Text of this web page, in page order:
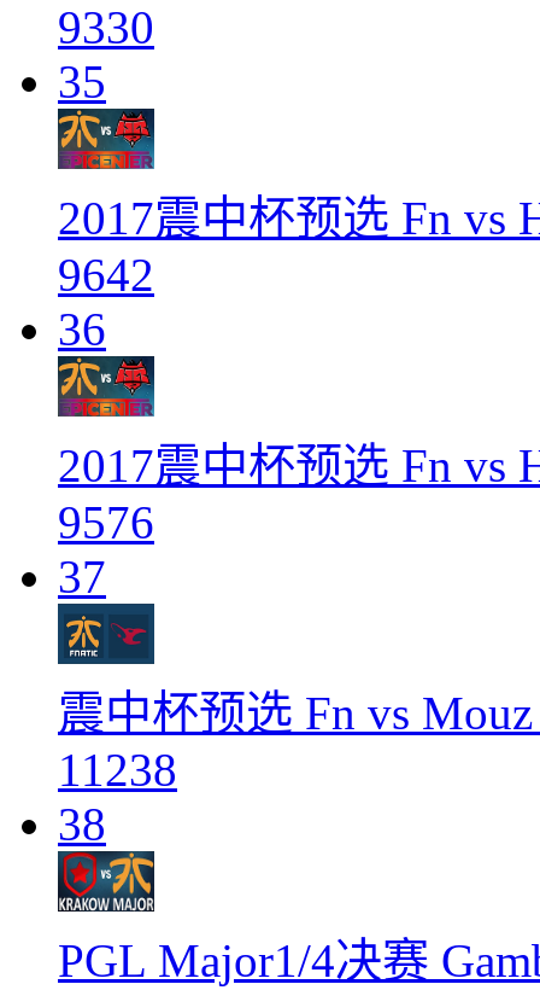
9330
35
2017震中杯预选 Fn vs
9642
36
2017震中杯预选 Fn vs
9576
37
震中杯预选 Fn vs Mouz
11238
38
PGL Major1/4决赛